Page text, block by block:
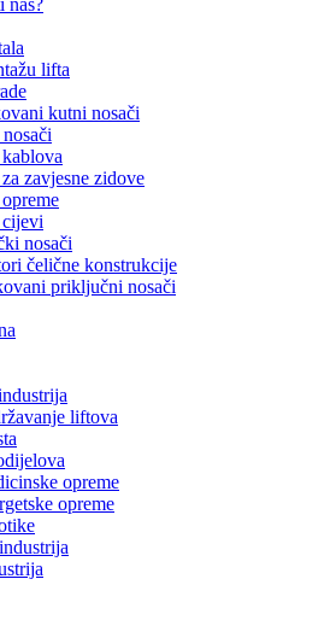
nas?
lifta
kutni nosači
zavjesne zidove
nosači
čelične konstrukcije
priključni nosači
liftova
opreme
opreme